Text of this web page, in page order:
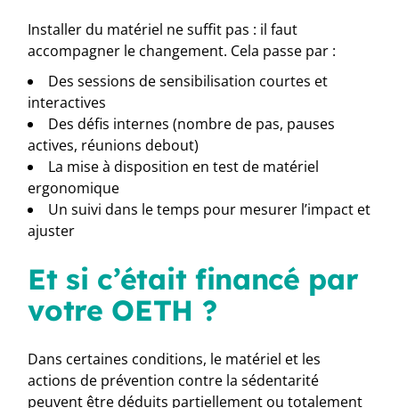
Installer du matériel ne suffit pas : il faut
accompagner le changement. Cela passe par :
Des sessions de sensibilisation courtes et
interactives
Des défis internes (nombre de pas, pauses
actives, réunions debout)
La mise à disposition en test de matériel
ergonomique
Un suivi dans le temps pour mesurer l’impact et
ajuster
Et si c’était financé par
votre OETH ?
Dans certaines conditions, le matériel et les
actions de prévention contre la sédentarité
peuvent être déduits partiellement ou totalement